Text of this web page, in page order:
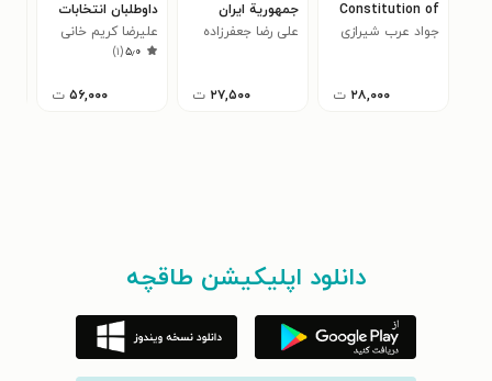
Constitution of
the Islamic
جواد عرب شیرازی
۲۸,۰۰۰ ت
جمهوریة ایران
الاسلامیه
علی رضا جعفرزاده
۲۷,۵۰۰ ت
داوطلبان انتخابات
علیرضا کریم خانی
۵٫۰(۱)
۵۶,۰۰۰ ت
دانلود اپلیکیشن طاقچه